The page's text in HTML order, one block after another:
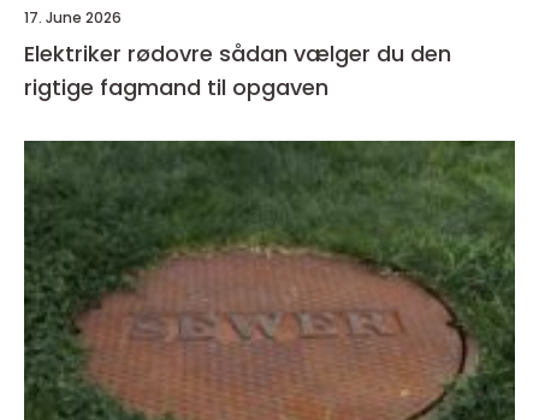
17. June 2026
Elektriker rødovre sådan vælger du den
rigtige fagmand til opgaven